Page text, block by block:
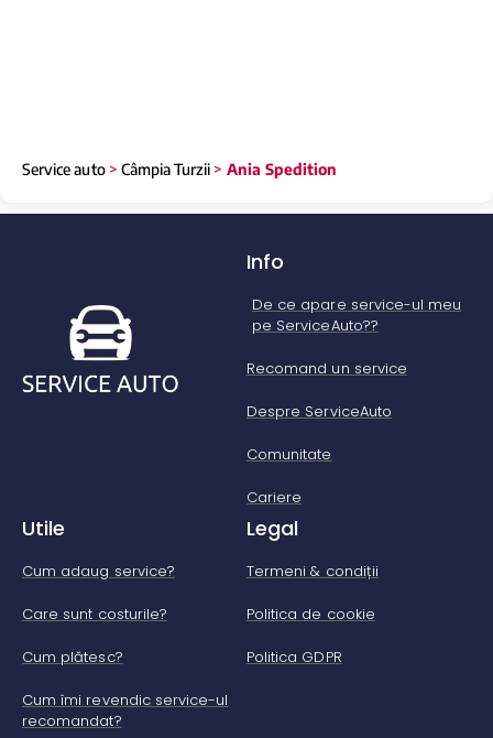
Service auto> Câmpia Turzii > Ania Spedition
Info
De ce apare service-ul meu
pe ServiceAuto??
Recomand un service
Despre ServiceAuto
Comunitate
Cariere
Utile
Cum adaug service?
Care sunt costurile?
Cum plătesc?
Cum îmi revendic service-ul
recomandat?
Legal
Termeni & condiții
Politica de cookie
Politica GDPR